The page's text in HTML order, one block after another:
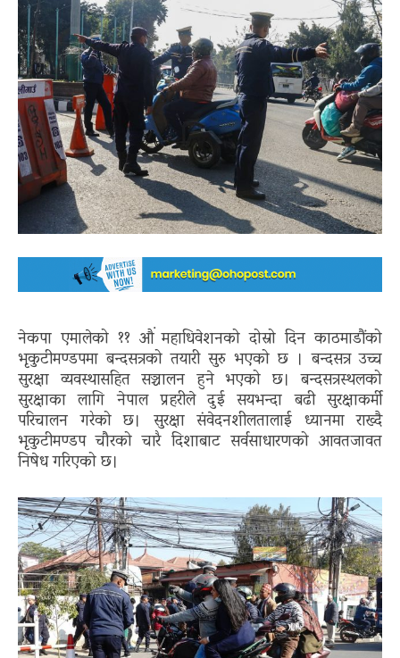
नेकपा एमालेको ११ औं महाधिवेशनको दोस्रो दिन काठमाडौंको
भृकुटीमण्डपमा बन्दसत्रको तयारी सुरु भएको छ । बन्दसत्र उच्च
सुरक्षा व्यवस्थासहित सञ्चालन हुने भएको छ। बन्दसत्रस्थलको
सुरक्षाका लागि नेपाल प्रहरीले दुई सयभन्दा बढी सुरक्षाकर्मी
परिचालन गरेको छ। सुरक्षा संवेदनशीलतालाई ध्यानमा राख्दै
भृकुटीमण्डप चौरको चारै दिशाबाट सर्वसाधारणको आवतजावत
निषेध गरिएको छ।